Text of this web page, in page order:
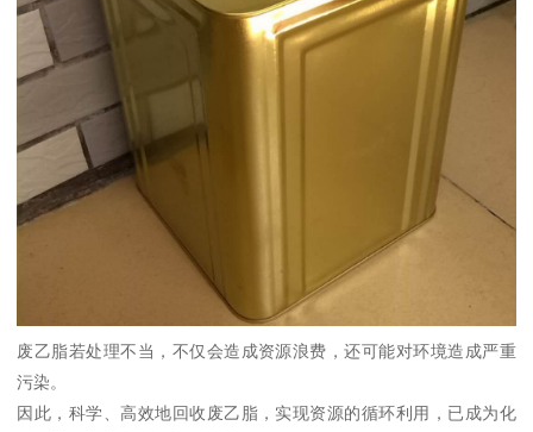
废乙脂若处理不当，不仅会造成资源浪费，还可能对环境造成严重
污染。
因此，科学、高效地回收废乙脂，实现资源的循环利用，已成为化